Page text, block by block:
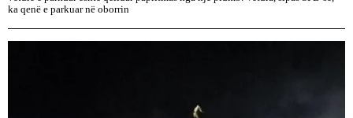
ka qenë e parkuar në oborrin